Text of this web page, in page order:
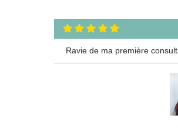
Ravie de ma première